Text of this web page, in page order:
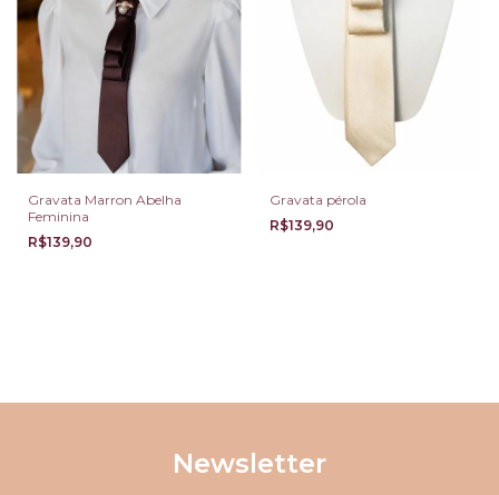
Gravata Marron Abelha
Feminina
R$139,90
Gravata pérola
R$139,90
Newsletter